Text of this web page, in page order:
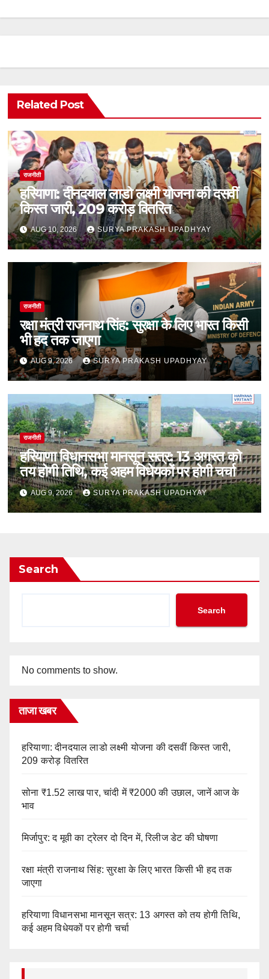
Related Post
राजनीती
हरियाणा: दीनदयाल लाडो लक्ष्मी योजना की दसवीं
किस्त जारी, 209 करोड़ वितरित
AUG 10, 2026 SURYA PRAKASH UPADHYAY
राजनीती
रक्षा मंत्री राजनाथ सिंह: सुरक्षा के लिए भारत किसी
भी हद तक जाएगा
AUG 9, 2026 SURYA PRAKASH UPADHYAY
राजनीती
हरियाणा विधानसभा मानसून सत्र: 13 अगस्त को
तय होगी तिथि, कई अहम विधेयकों पर होगी चर्चा
AUG 9, 2026 SURYA PRAKASH UPADHYAY
Search
Search
No comments to show.
ताजा खबर
हरियाणा: दीनदयाल लाडो लक्ष्मी योजना की दसवीं किस्त जारी,
209 करोड़ वितरित
सोना ₹1.52 लाख पार, चांदी में ₹2000 की उछाल, जानें आज के
भाव
मिर्जापुर: द मूवी का ट्रेलर दो दिन में, रिलीज डेट की घोषणा
रक्षा मंत्री राजनाथ सिंह: सुरक्षा के लिए भारत किसी भी हद तक
जाएगा
हरियाणा विधानसभा मानसून सत्र: 13 अगस्त को तय होगी तिथि,
कई अहम विधेयकों पर होगी चर्चा